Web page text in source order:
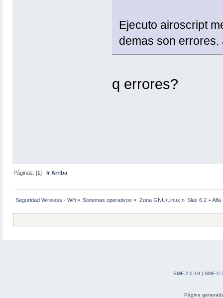
Ejecuto airoscript
demas son
q errores?
Páginas: [1]Ir Arriba
Seguridad Wireless - Wifi » Sistemas operativos » Zona GNU/Linux » Slax 6.2 +
SMF 2.0.19 | SMF ©
Página